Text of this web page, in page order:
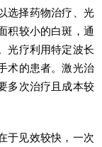
选择药物治疗、光
积较小的白斑，通
光疗利用特定波长
术的患者。激光治
多次治疗且成本较
于见效较快，一次